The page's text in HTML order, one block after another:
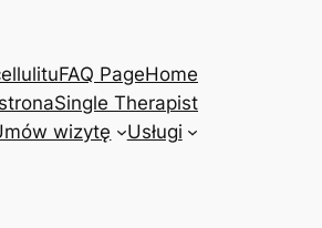
FAQ PageHome
Single Therapist
wizytę Usługi